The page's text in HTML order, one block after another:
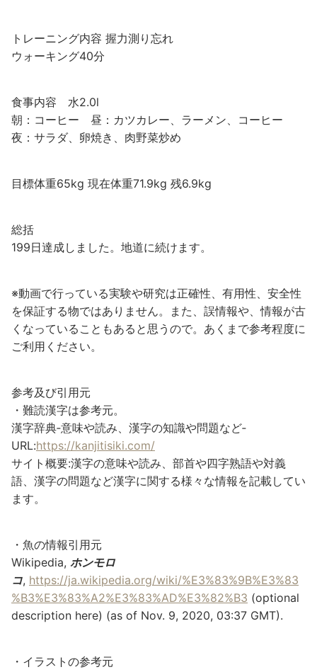
トレーニング内容 握力測り忘れ
ウォーキング40分
食事内容 水2.0l
朝：コーヒー 昼：カツカレー、ラーメン、コーヒー
夜：サラダ、卵焼き、肉野菜炒め
目標体重65kg 現在体重71.9kg 残6.9kg
総括
199日達成しました。地道に続けます。
※動画で行っている実験や研究は正確性、有用性、安全性
を保証する物ではありません。また、誤情報や、情報が古
くなっていることもあると思うので。あくまで参考程度に
ご利用ください。
参考及び引用元
・難読漢字は参考元。
漢字辞典‐意味や読み、漢字の知識や問題など‐
URL:https://kanjitisiki.com/
サイト概要:漢字の意味や読み、部首や四字熟語や対義
語、漢字の問題など漢字に関する様々な情報を記載してい
ます。
・魚の情報引用元
Wikipedia, ホンモロ
コ, https://ja.wikipedia.org/wiki/%E3%83%9B%E3%83
%B3%E3%83%A2%E3%83%AD%E3%82%B3 (optional
description here) (as of Nov. 9, 2020, 03:37 GMT).
・イラストの参考元